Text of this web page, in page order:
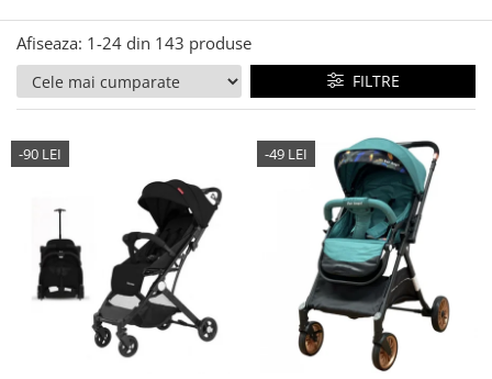
Afiseaza: 1-24 din 143 produse
FILTRE
-90 LEI -49 LEI